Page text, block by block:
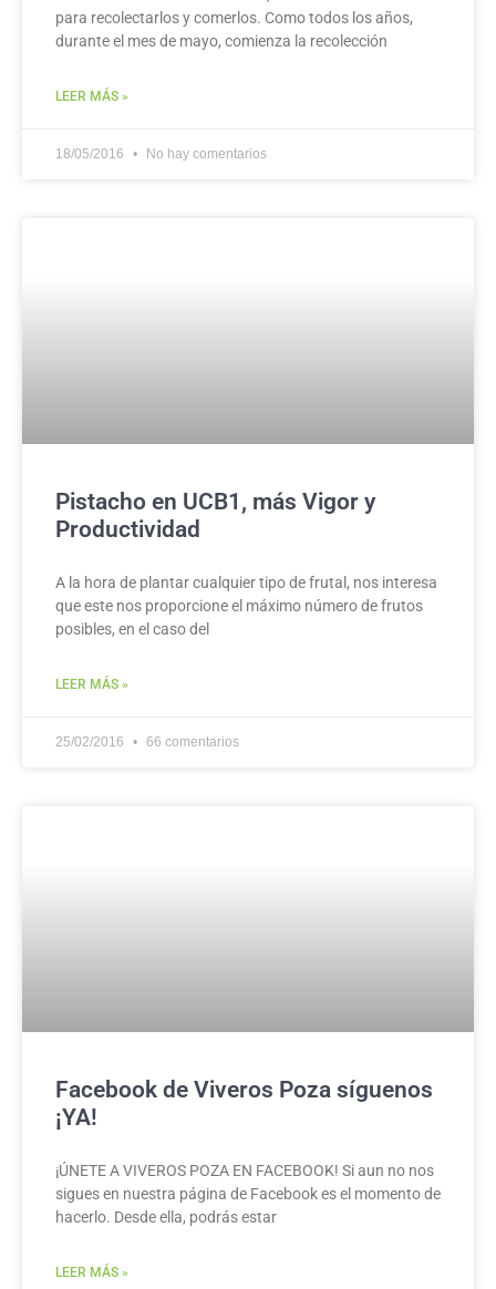
para recolectarlos y comerlos. Como todos los años,
durante el mes de mayo, comienza la recolección
LEER MÁS »
18/05/2016 No hay comentarios
Pistacho en UCB1, más Vigor y
Productividad
A la hora de plantar cualquier tipo de frutal, nos interesa
que este nos proporcione el máximo número de frutos
posibles, en el caso del
LEER MÁS »
25/02/2016 66 comentarios
Facebook de Viveros Poza síguenos
¡YA!
¡ÚNETE A VIVEROS POZA EN FACEBOOK! Si aun no nos
sigues en nuestra página de Facebook es el momento de
hacerlo. Desde ella, podrás estar
LEER MÁS »